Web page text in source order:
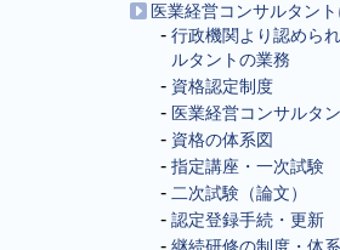
医業経営コンサルタン
行政機関より認めら
ルタントの業務
資格認定制度
医業経営コンサルタ
資格の体系図
指定講座・一次試験
二次試験（論文）
認定登録手続・更新